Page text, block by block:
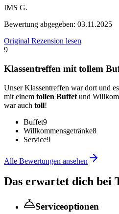
IMS G.
Bewertung abgegeben: 03.11.2025
Original Rezension lesen
9
Klassentreffen mit tollem
Unser Klassentreffen war dort und
mit einem tollen Buffet und
war auch toll!
Buffet9
Willkommensgetränke8
Service9
Alle Bewertungen ansehen
Das erwartet dich bei
Serviceoptionen